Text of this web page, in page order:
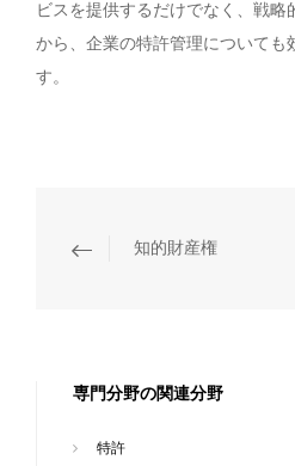
ビスを提供するだけでなく、戦略
から、企業の特許管理についても
す。
知的財産権
専門分野の関連分野
特許